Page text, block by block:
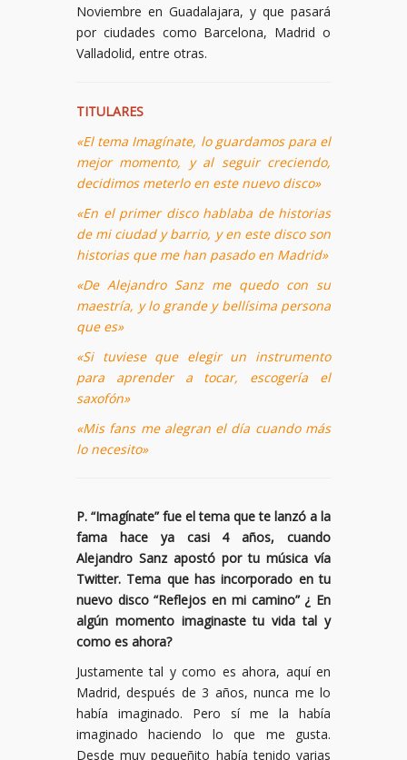
Noviembre en Guadalajara, y que pasará
por ciudades como Barcelona, Madrid o
Valladolid, entre otras.
TITULARES
«El tema Imagínate, lo guardamos para el
mejor momento, y al seguir creciendo,
decidimos meterlo en este nuevo disco»
«En el primer disco hablaba de historias
de mi ciudad y barrio, y en este disco son
historias que me han pasado en Madrid»
«De Alejandro Sanz me quedo con su
maestría, y lo grande y bellísima persona
que es»
«Si tuviese que elegir un instrumento
para aprender a tocar, escogería el
saxofón»
«Mis fans me alegran el día cuando más
lo necesito»
P. “Imagínate”fue el tema que te lanzó a la
fama hace ya casi 4 años, cuando
Alejandro Sanz apostó por tu música vía
Twitter. Tema que has incorporado en tu
nuevo disco“Reflejos en mi camino” ¿ En
algún momento imaginaste tu vida tal y
como es ahora?
Justamente tal y como es ahora, aquí en
Madrid, después de 3 años, nunca me lo
había imaginado. Pero sí me la había
imaginado haciendo lo que me gusta.
Desde muy pequeñito había tenido varias